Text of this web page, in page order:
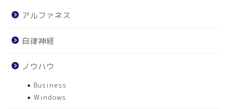
アルファネス
自律神経
ノウハウ
Business
Windows